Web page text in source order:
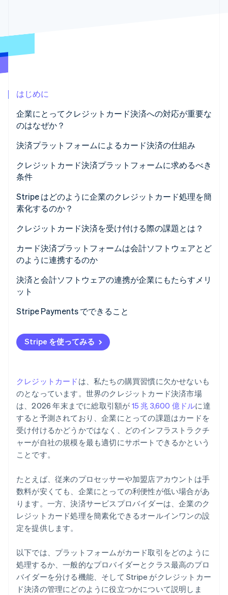
不正防止
Identity
オンライン本人確認
Stripe Sessions 2026
こちらをご覧ください
はじめに
企業にとってクレジットカード決済への対応が重要な
のはなぜか？
決済プラットフォームによるカード決済の仕組み
クレジットカード決済プラットフォームに求めるべき
条件
簡単なアカウント登録と実装
強力なセキュリティ対策
複数のカードネットワークと決済手段
透明性の高い料金体系
拡張性
継続課金とサブスクツール
リアルタイムの分析
顧客サポート
Stripe はどのように企業のクレジットカード処理を簡
素化するのか？
開発者に使いやすいアプリケーションプログラミング
グローバルなアクセス
シンプルなコンプライアンスと強力なセキュリティ
カスタマイズ
詳細な分析とレポート
クレジットカード決済を受け付ける際の課題とは？
取引手数料
チャージバックと不正利用
PCI 準拠
キャッシュフローのタイミング
カード決済プラットフォームは会計ソフトウェアとど
のように連携するのか
決済と会計ソフトウェアの連携が企業にもたらすメリ
ット
より迅速で正確な消込
税金の追跡とレポート作成の自動化
組み込みの多通貨サポート
Stripe Payments でできること
Stripe を使ってみる
クレジットカード は、私たちの購買習慣に欠かせないも
のとなっています。世界のクレジットカード決済市場
は、2026 年末までに総取引額が 15 兆 3,600 億ドルに達
すると予測されており、企業にとっての課題はカードを
受け付けるかどうかではなく、どのインフラストラクチ
ャーが自社の規模を最も適切にサポートできるかという
ことです。
たとえば、従来のプロセッサーや加盟店アカウントは手
数料が安くても、企業にとっての利便性が低い場合があ
ります。一方、決済サービスプロバイダーは、企業のク
レジットカード処理を簡素化できるオールインワンの設
定を提供します。
以下では、プラットフォームがカード取引をどのように
処理するか、一般的なプロバイダーとクラス最高のプロ
バイダーを分ける機能、そして Stripe がクレジットカー
ド決済の管理にどのように役立つかについて説明しま